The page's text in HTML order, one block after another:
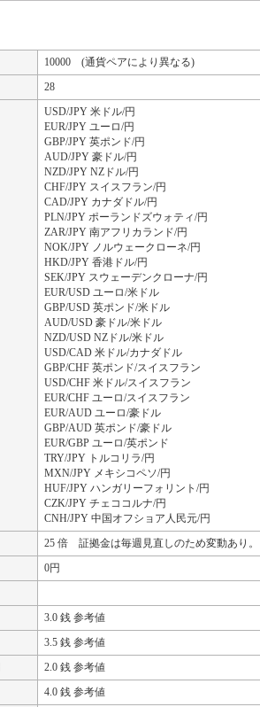
10000 (通貨ペアにより異なる)
28
USD/JPY 米ドル/円
EUR/JPY ユーロ/円
GBP/JPY 英ポンド/円
AUD/JPY 豪ドル/円
NZD/JPY NZドル/円
CHF/JPY スイスフラン/円
CAD/JPY カナダドル/円
PLN/JPY ポーランドズウォティ/円
ZAR/JPY 南アフリカランド/円
NOK/JPY ノルウェークローネ/円
HKD/JPY 香港ドル/円
SEK/JPY スウェーデンクローナ/円
EUR/USD ユーロ/米ドル
GBP/USD 英ポンド/米ドル
AUD/USD 豪ドル/米ドル
NZD/USD NZドル/米ドル
USD/CAD 米ドル/カナダドル
GBP/CHF 英ポンド/スイスフラン
USD/CHF 米ドル/スイスフラン
EUR/CHF ユーロ/スイスフラン
EUR/AUD ユーロ/豪ドル
GBP/AUD 英ポンド/豪ドル
EUR/GBP ユーロ/英ポンド
TRY/JPY トルコリラ/円
MXN/JPY メキシコペソ/円
HUF/JPY ハンガリーフォリント/円
CZK/JPY チェココルナ/円
CNH/JPY 中国オフショア人民元/円
25 倍 証拠金は毎週見直しのため変動あり。
0円
3.0 銭 参考値
3.5 銭 参考値
2.0 銭 参考値
4.0 銭 参考値